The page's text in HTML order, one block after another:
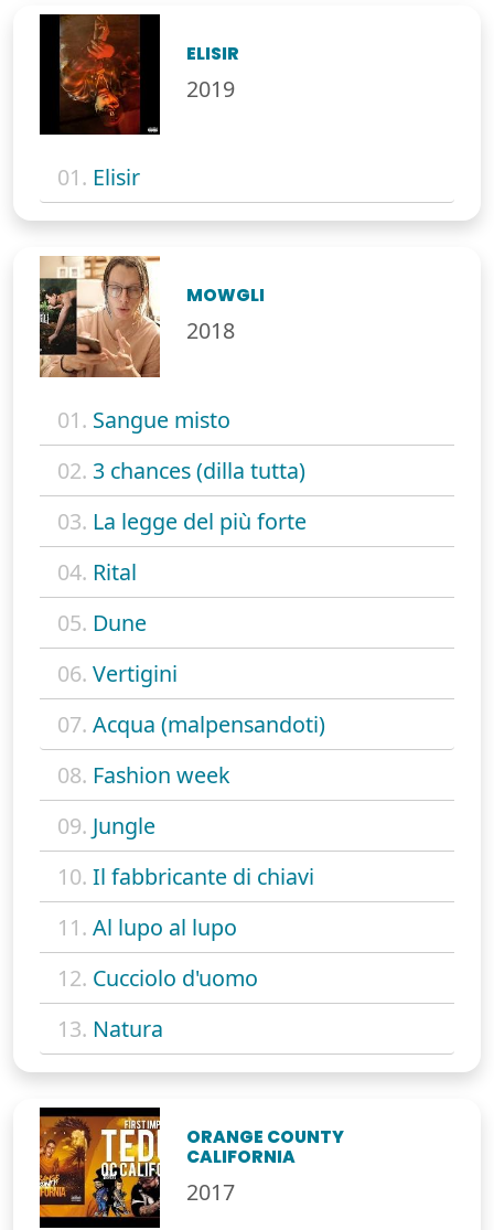
ELISIR
2019
01. Elisir
MOWGLI
2018
01. Sangue misto
02. 3 chances (dilla tutta)
03. La legge del più forte
04. Rital
05. Dune
06. Vertigini
07. Acqua (malpensandoti)
08. Fashion week
09. Jungle
10. Il fabbricante di chiavi
11. Al lupo al lupo
12. Cucciolo d'uomo
13. Natura
ORANGE COUNTY
CALIFORNIA
2017